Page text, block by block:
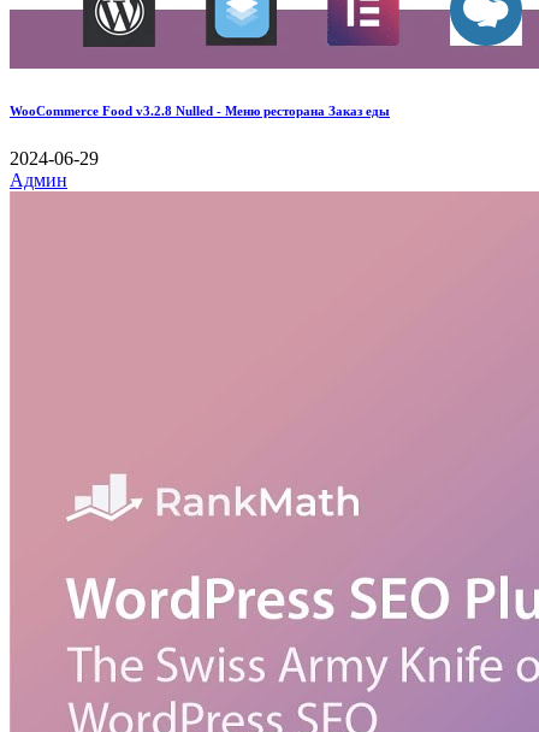
WooCommerce Food v3.2.8 Nulled - Меню ресторана Заказ еды
2024-06-29
Админ